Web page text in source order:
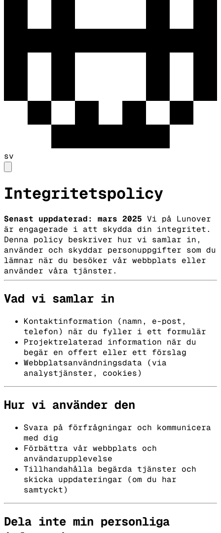
sv
Integritetspolicy
Senast uppdaterad: mars 2025 Vi på Lunover
är engagerade i att skydda din integritet.
Denna policy beskriver hur vi samlar in,
använder och skyddar personuppgifter som du
lämnar när du besöker vår webbplats eller
använder våra tjänster.
Vad vi samlar in
Kontaktinformation (namn, e-post,
telefon) när du fyller i ett formulär
Projektrelaterad information när du
begär en offert eller ett förslag
Webbplatsanvändningsdata (via
analystjänster, cookies)
Hur vi använder den
Svara på förfrågningar och kommunicera
med dig
Förbättra vår webbplats och
användarupplevelse
Tillhandahålla begärda tjänster och
skicka uppdateringar (om du har
samtyckt)
Dela inte min personliga